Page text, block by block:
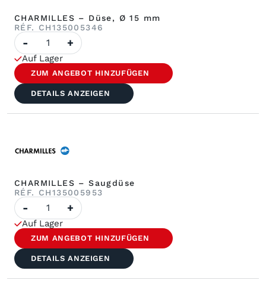
CHARMILLES – Düse, Ø 15 mm
RÉF. CH135005346
Anzahl
CHARMILLES
–
Düse
ø
15
mm
- +
Auf Lager
ZUM ANGEBOT HINZUFÜGEN
DETAILS ANZEIGEN
CHARMILLES – Saugdüse
RÉF. CH135005953
Anzahl
CHARMILLES
–
Saugdüse
- +
Auf Lager
ZUM ANGEBOT HINZUFÜGEN
DETAILS ANZEIGEN